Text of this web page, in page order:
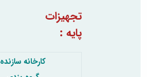
تجهیزات
پایه :
کارخانه سازنده